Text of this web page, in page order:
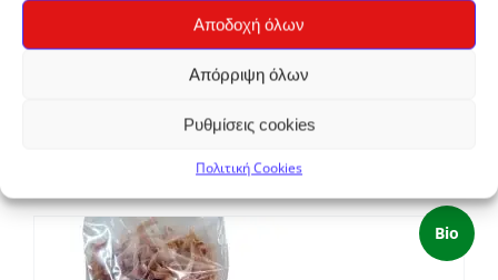
Αποδοχή όλων
Απόρριψη όλων
Ρυθμίσεις cookies
Πολιτική Cookies
Χυλοπιτάκι Νηστίσιμο
2,00
Bio